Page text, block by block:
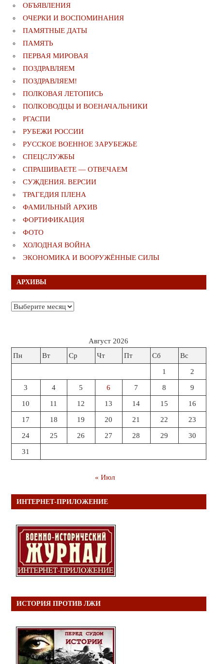
ОБЪЯВЛЕНИЯ
ОЧЕРКИ И ВОСПОМИНАНИЯ
ПАМЯТНЫЕ ДАТЫ
ПАМЯТЬ
ПЕРВАЯ МИРОВАЯ
ПОЗДРАВЛЯЕМ
ПОЗДРАВЛЯЕМ!
ПОЛКОВАЯ ЛЕТОПИСЬ
ПОЛКОВОДЦЫ И ВОЕНАЧАЛЬНИКИ
РГАСПИ
РУБЕЖИ РОССИИ
РУССКОЕ ВОЕННОЕ ЗАРУБЕЖЬЕ
СПЕЦСЛУЖБЫ
СПРАШИВАЕТЕ — ОТВЕЧАЕМ
СУЖДЕНИЯ. ВЕРСИИ
ТРАГЕДИЯ ПЛЕНА
ФАМИЛЬНЫЙ АРХИВ
ФОРТИФИКАЦИЯ
ФОТО
ХОЛОДНАЯ ВОЙНА
ЭКОНОМИКА И ВООРУЖЁННЫЕ СИЛЫ
АРХИВЫ
Архивы
Август 2026
Пн
Вт Ср Чт Пт Сб Вс
1 2
3 4 5 6 7 8 9
10 11 12 13 14 15 16
17 18 19 20 21 22 23
24 25 26 27 28 29 30
31
« Июл
ИНТЕРНЕТ-ПРИЛОЖЕНИЕ
ИСТОРИЯ ПРОТИВ ЛЖИ